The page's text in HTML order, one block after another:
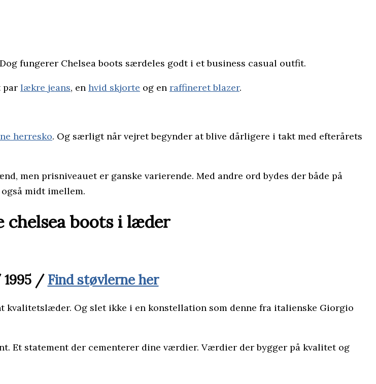
fungerer Chelsea boots særdeles godt i et business casual outfit.
par lækre jeans, en hvid skjorte og en raffineret blazer.
herresko. Og særligt når vejret begynder at blive dårligere i takt med efterårets
men prisniveauet er ganske varierende. Med andre ord bydes der både på
midt imellem.
chelsea boots i læder
1995 / Find støvlerne her
kvalitetslæder. Og slet ikke i en konstellation som denne fra italienske Giorgio
Et statement der cementerer dine værdier. Værdier der bygger på kvalitet og